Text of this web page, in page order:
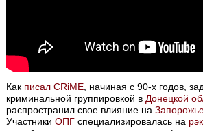
Как писал CRiME , начиная с 90-х годов,
криминальной группировкой в ​​ Донецкой
распространил свое влияние на
УчастникиОПГ специализировалась на